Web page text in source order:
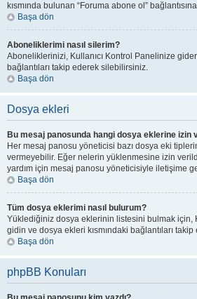
kısmında bulunan “Foruma abone ol”
Başa dön
Aboneliklerimi nasıl silerim?
Aboneliklerinizi, Kullanıcı Kontrol Panelinize
bağlantıları takip ederek silebilirsiniz.
Başa dön
Dosya ekleri
Bu mesaj panosunda hangi dosya eklerine izin
Her mesaj panosu yöneticisi bazı dosya eki
vermeyebilir. Eğer nelerin yüklenmesine izin
yardım için mesaj panosu yöneticisiyle iletişime
Başa dön
Tüm dosya eklerimi nasıl bulurum?
Yüklediğiniz dosya eklerinin listesini bulmak için,
gidin ve dosya ekleri kısmındaki bağlantıları takip
Başa dön
phpBB Konuları